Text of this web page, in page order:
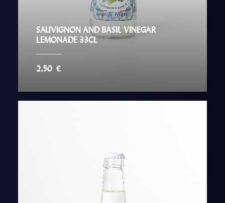
SAUVIGNON AND BASIL VINEGAR
LEMONADE 33CL
2,50 €